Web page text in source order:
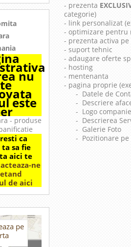
nu
este
- produse
ca
sa fie
aici te
ne
de aici
pe
- prezenta
categorie)
- link personalizat
- optimizare pentru
- prezenta activa pe
- suport tehnic
- adaugare oferte
- hosting
- mentenanta
- pagina proprie
- Datele de
- Descriere
- Logo companie
- Descrierea
- Galerie Foto
- Pozitionare pe